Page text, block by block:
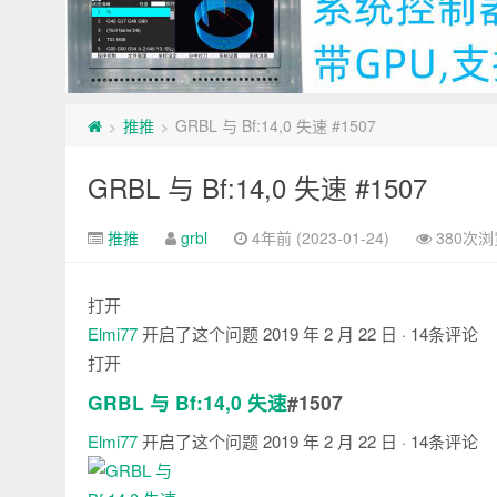
> 推推 > GRBL 与 Bf:14,0 失速 #1507
GRBL 与 Bf:14,0 失速 #1507
推推 grbl 4年前 (2023-01-24) 380次浏
打开
Elmi77开启了这个问题2019 年 2 月 22 日 · 14条评论
打开
GRBL 与 Bf:14,0 失速#1507
Elmi77开启了这个问题2019 年 2 月 22 日 · 14条评论